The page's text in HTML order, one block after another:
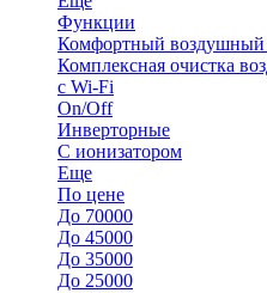
Функции
Комфортный воздушный
Комплексная очистка
с Wi-Fi
On/Off
Инверторные
С ионизатором
Еще
По цене
До 70000
До 45000
До 35000
До 25000